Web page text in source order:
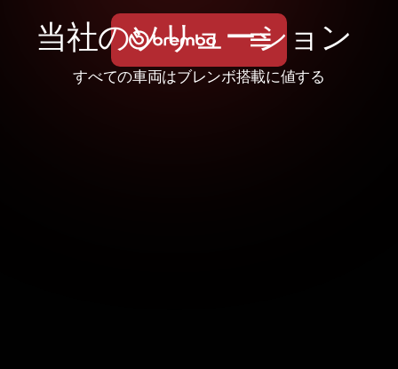
当社のソリュ ーシ ョ ン
すべての車両はブレンボ搭載に値する